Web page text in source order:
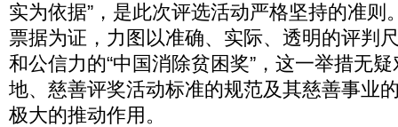
实为依据”，是此次评选活动严格坚持的准则
票据为证，力图以准确、实际、透明的评判
和公信力的“中国消除贫困奖”，这一举措无
地、慈善评奖活动标准的规范及其慈善事业
极大的推动作用。